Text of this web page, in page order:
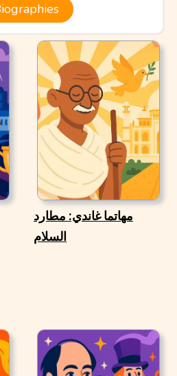
مهاتما غاندي: مطارد
السلام